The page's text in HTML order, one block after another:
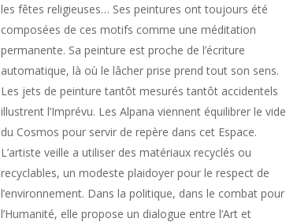
les fêtes religieuses… Ses peintures ont toujours été
composées de ces motifs comme une méditation
permanente. Sa peinture est proche de l’écriture
automatique, là où le lâcher prise prend tout son sens.
Les jets de peinture tantôt mesurés tantôt accidentels
illustrent l’Imprévu. Les Alpana viennent équilibrer le vide
du Cosmos pour servir de repère dans cet Espace.
L’artiste veille a utiliser des matériaux recyclés ou
recyclables, un modeste plaidoyer pour le respect de
l’environnement. Dans la politique, dans le combat pour
l’Humanité, elle propose un dialogue entre l’Art et